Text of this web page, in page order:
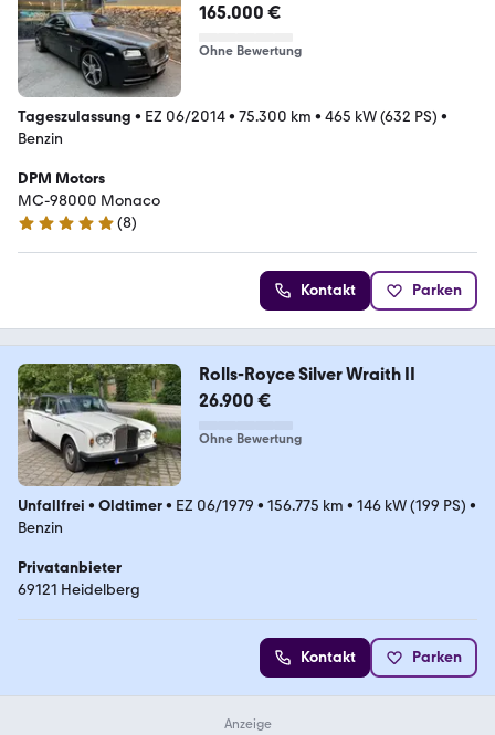
165.000 €
Ohne Bewertung
Tageszulassung • EZ 06/2014• 75.300 km • 465 kW (632 PS) •
Benzin
DPM Motors
MC-98000 Monaco
5 Sterne
(8)
Kontakt Parken
Rolls-Royce Silver Wraith II
26.900 €
Ohne Bewertung
Unfallfrei • Oldtimer• EZ 06/1979 • 156.775 km • 146 kW (199 PS) •
Benzin
Privatanbieter
69121 Heidelberg
Kontakt Parken